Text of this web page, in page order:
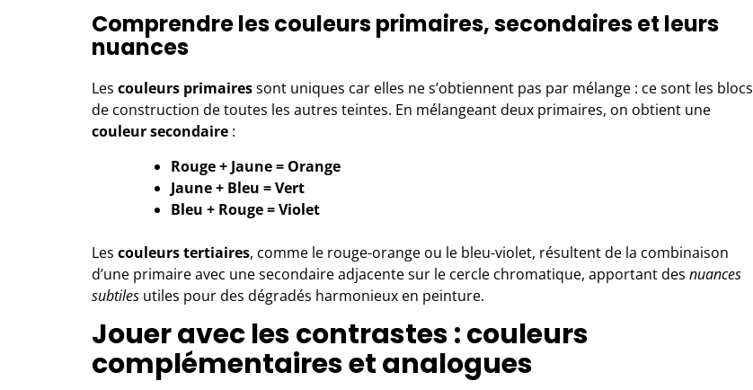
Comprendre les couleurs primaires, secondaires et leurs
nuances
Les couleurs primairessont uniques car elles ne s’obtiennent pas par mélange : ce sont les blocs
de construction de toutes les autres teintes. En mélangeant deux primaires, on obtient une
couleur secondaire :
Rouge + Jaune = Orange
Jaune + Bleu = Vert
Bleu + Rouge = Violet
Les couleurs tertiaires, comme le rouge-orange ou le bleu-violet, résultent de la combinaison
d’une primaire avec une secondaire adjacente sur le cercle chromatique, apportant des nuances
subtiles utiles pour des dégradés harmonieux en peinture.
Jouer avec les contrastes : couleurs
complémentaires et analogues